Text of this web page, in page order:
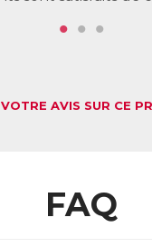
AVIS SUR CE
FAQ